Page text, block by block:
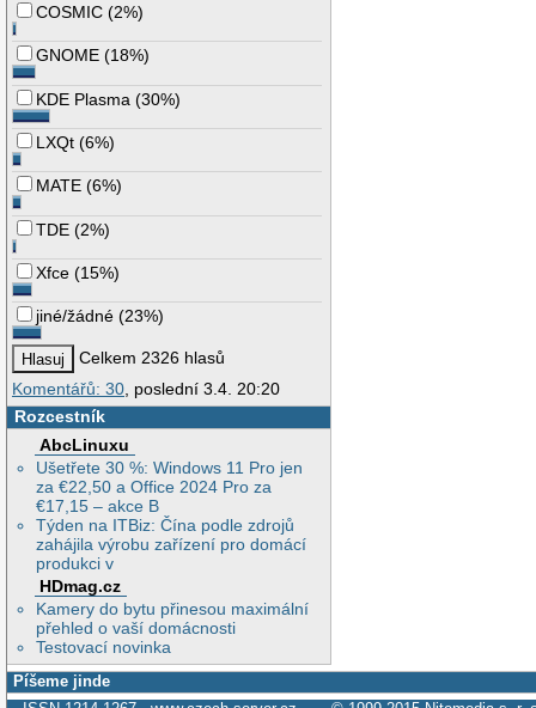
COSMIC (2%)
GNOME (18%)
KDE Plasma (30%)
LXQt (6%)
MATE (6%)
TDE (2%)
Xfce (15%)
jiné/žádné (23%)
Celkem 2326 hlasů
Komentářů: 30 , poslední 3.4. 20:20
Rozcestník
AbcLinuxu
Ušetřete 30 %: Windows 11 Pro jen
za €22,50 a Office 2024 Pro za
€17,15 – akce B
Týden na ITBiz: Čína podle zdrojů
zahájila výrobu zařízení pro domácí
produkci v
HDmag.cz
Kamery do bytu přinesou maximální
přehled o vaší domácnosti
Testovací novinka
Píšeme jinde